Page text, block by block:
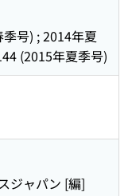
号) ; 2014年夏
(2015年夏季号)
ジャパン [編]